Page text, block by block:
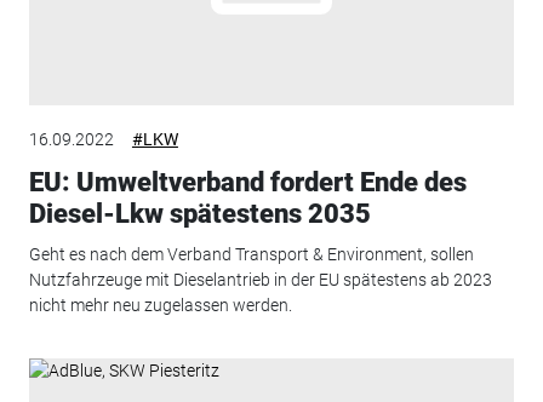
16.09.2022 #LKW
EU: Umweltverband fordert Ende des
Diesel-Lkw spätestens 2035
Geht es nach dem Verband Transport & Environment, sollen
Nutzfahrzeuge mit Dieselantrieb in der EU spätestens ab 2023
nicht mehr neu zugelassen werden.